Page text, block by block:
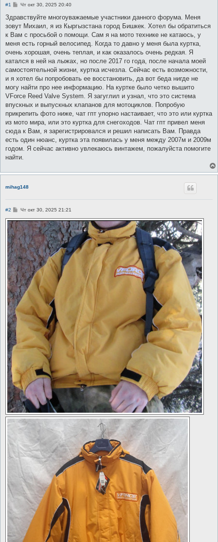
#1
С
о
щ
е
и
е
Чт окт 30, 2025 20:40
Здравствуйте многоуважаемые участники данного форума. Меня
зовут Михаил, я из Кыргызстана город Бишкек. Хотел бы обратиться
к Вам с просьбой о помощи. Сам я на мото технике не катаюсь, у
меня есть горный велосипед. Когда то давно у меня была куртка,
очень хорошая, очень теплая, и как оказалось очень редкая. Я
катался в ней на лыжах, но после 2017 го года, после начала моей
самостоятельной жизни, куртка исчезла. Сейчас есть возможности,
и я хотел бы попробовать ее восстановить, да вот беда нигде не
могу найти про нее информацию. На куртке было четко вышито
VForce Reed Valve System. Я загуглил и узнал, что это система
впускных и выпускных клапанов для мотоциклов. Попробую
прикрепить фото ниже, чат гпт упорно настаивает, что это или куртка
из мото мира, или это куртка для снегоходов. Чат гпт привел меня
сюда к Вам, я зарегистрировался и решил написать Вам. Правда
есть один нюанс, куртка эта появилась у меня между 2007м и 2009м
годом. Я сейчас активно увлекаюсь винтажем, пожалуйста помогите
найти.
mihag148
#2
С
о
б
щ
е
н
и
е
Чт окт 30, 2025 21:21